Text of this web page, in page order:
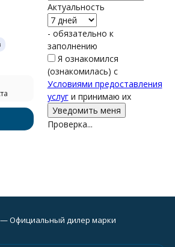
Актуальность
- обязательно к
заполнению
Я ознакомился
(ознакомилась) с
Условиями предоставления
услуги принимаю их
Проверка...
— Официальный дилер марки